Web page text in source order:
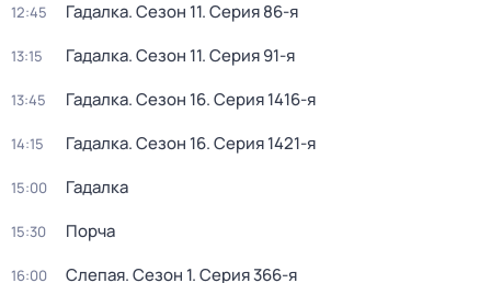
12:45 Гадалка. Сезон 11. Серия 86-я
13:15 Гадалка. Сезон 11. Серия 91-я
13:45 Гадалка. Сезон 16. Серия 1416-я
14:15 Гадалка. Сезон 16. Серия 1421-я
15:00 Гадалка
15:30 Пoрчa
16:00 Слепая. Сезон 1. Серия 366-я